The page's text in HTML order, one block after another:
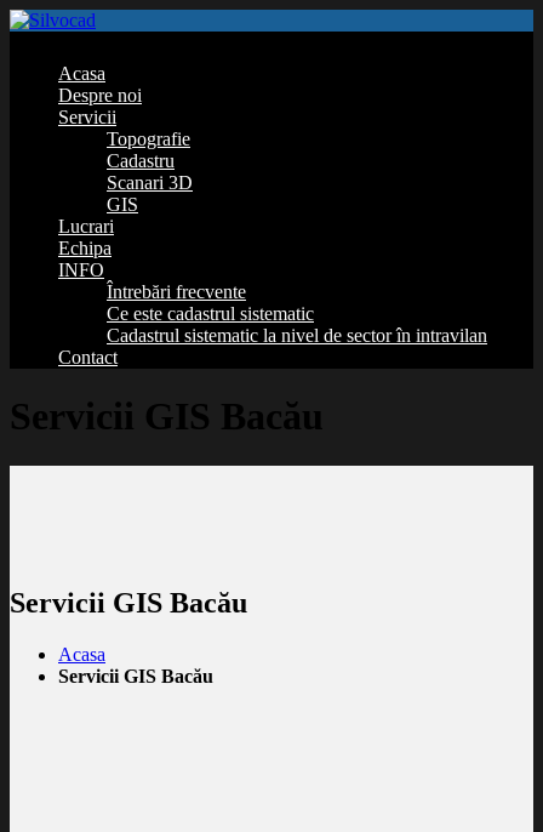
Acasa
Despre noi
Servicii
Topografie
Cadastru
Scanari 3D
GIS
Lucrari
Echipa
INFO
Întrebări frecvente
Ce este cadastrul sistematic
Cadastrul sistematic la nivel de sector în intravilan
Contact
Servicii GIS Bacău
Servicii GIS Bacău
Acasa
Servicii GIS Bacău